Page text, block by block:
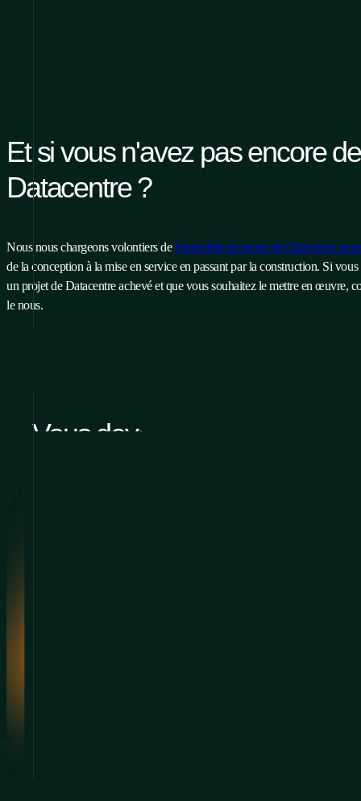
Et si vous n'avez pas encore de
Datacentre ?
Nous nous chargeons volontiers del'ensemble du projet de Datacentre
de la conception à la mise en service en passant par la construction. Si vous
un projet de Datacentre achevé et que vous souhaitez le mettre en œuvre,
le nous.
Vous devez modifier